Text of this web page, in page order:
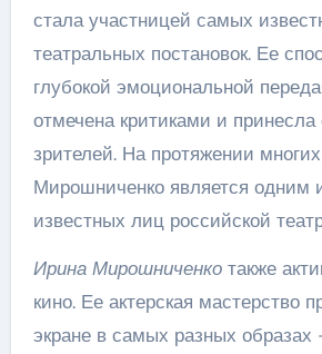
стала участницей самых
театральных постановок. Ее
глубокой эмоциональной
отмечена критиками и
зрителей. На протяжении
Мирошниченко является одним
известных лиц российской
Ирина Мирошниченкотакже
кино. Ее актерская мастерство
экране в самых разных образах